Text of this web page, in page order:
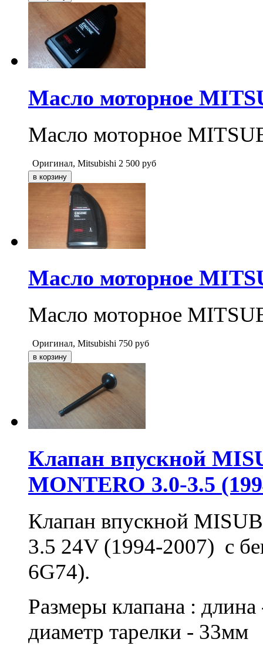
Масло моторное
Масло моторное
Оригинал, Mitsubishi 2 500 руб
Масло моторное
Масло моторное
Оригинал, Mitsubishi 750 руб
Клапан впускной
MONTERO 3.0-3.5
Клапан впускной
3.5 24V (1994-2007) с
6G74).
Размеры клапана :
диаметр тарелки - 33мм